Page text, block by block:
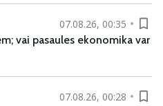
07.08.26, 00:35
vai pasaules ekonomika var
07.08.26, 00:28